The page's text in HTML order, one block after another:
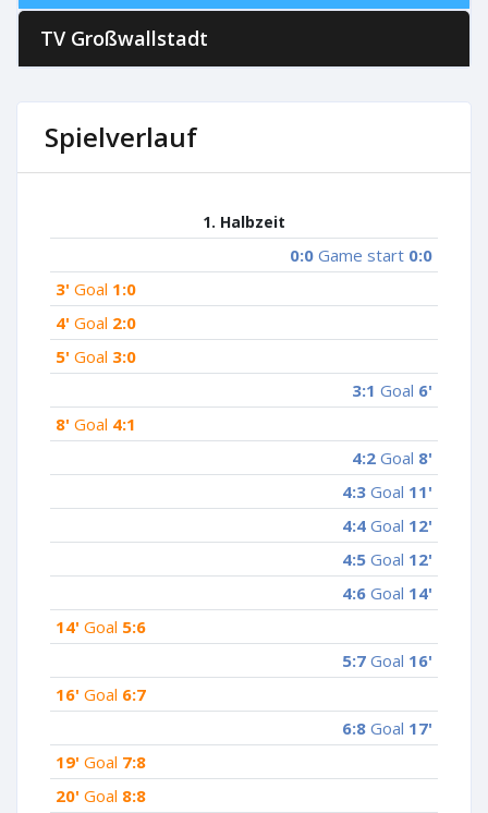
TV Großwallstadt
Spielverlauf
1. Halbzeit
0:0 Game start 0:0
3' Goal 1:0
4' Goal 2:0
5' Goal 3:0
3:1 Goal 6'
8' Goal 4:1
4:2 Goal 8'
4:3 Goal 11'
4:4 Goal 12'
4:5 Goal 12'
4:6 Goal 14'
14' Goal 5:6
5:7 Goal 16'
16' Goal 6:7
6:8 Goal 17'
19' Goal 7:8
20' Goal 8:8